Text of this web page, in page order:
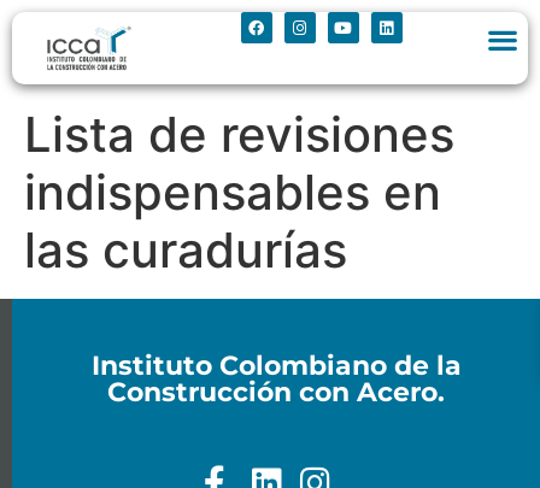
Lista de revisiones
indispensables en
las curadurías
Instituto Colombiano de la
Construcción con Acero.